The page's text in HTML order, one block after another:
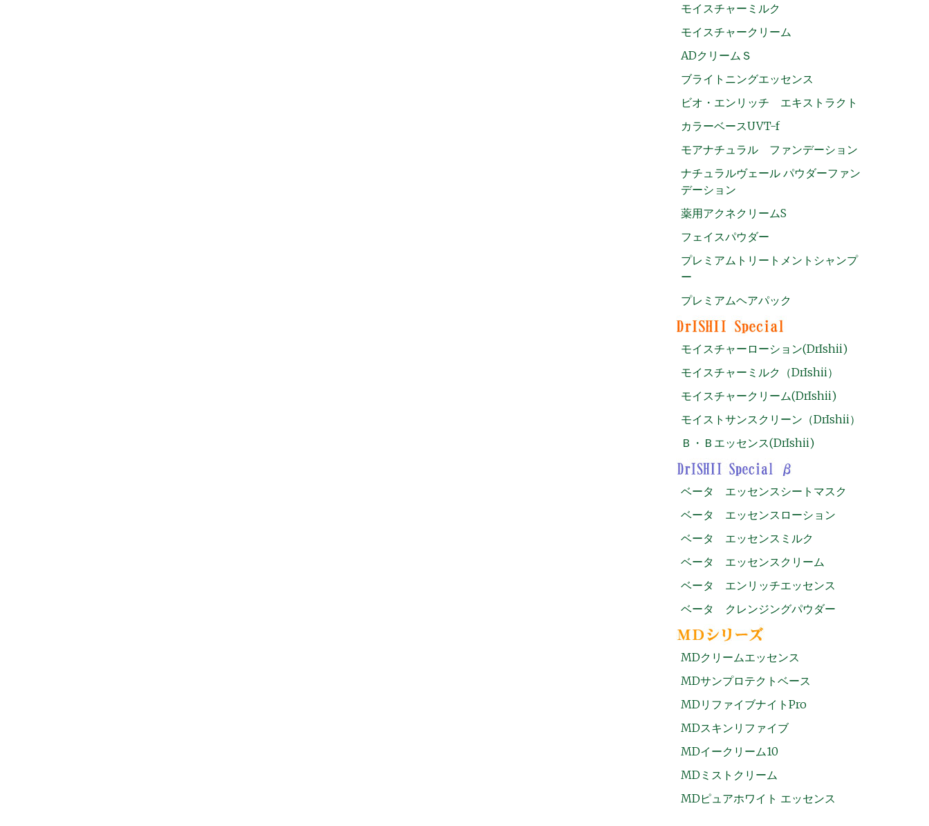
モイスチャーミルク
モイスチャークリーム
ADクリームＳ
ブライトニングエッセンス
ビオ・エンリッチ エキストラクト
カラーベースUVT-f
モアナチュラル ファンデーション
ナチュラルヴェール パウダーファン
デーション
薬用アクネクリームS
フェイスパウダー
プレミアムトリートメントシャンプ
ー
プレミアムヘアパック
モイスチャーローション(DrIshii)
モイスチャーミルク（DrIshii）
モイスチャークリーム(DrIshii)
モイストサンスクリーン（DrIshii）
Ｂ・Ｂエッセンス(DrIshii)
ベータ エッセンスシートマスク
ベータ エッセンスローション
ベータ エッセンスミルク
ベータ エッセンスクリーム
ベータ エンリッチエッセンス
ベータ クレンジングパウダー
MDクリームエッセンス
MDサンプロテクトベース
MDリファイブナイトPro
MDスキンリファイブ
MDイークリーム10
MDミストクリーム
MDピュアホワイト エッセンス